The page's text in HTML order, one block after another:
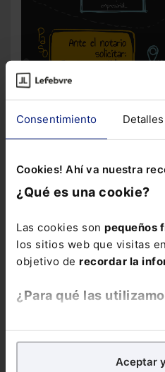
Consentimiento Detalles
Cookies! Ahí va nuestra
¿Qué es una cookie?
Las cookies son pequeños
los sitios web que visitas
objetivo de recordar la
¿Para qué las
analíticospara tratar de
nuestra página web.Aceptar